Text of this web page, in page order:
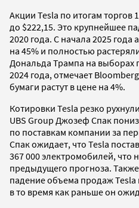
Акции Tesla по итогам торгов
до $222,15. Это крупнейшее
2020 года. С начала 2025
на 45% и полностью
Дональда Трампа на выборах
2024 года, отмечает
бумаги растут в цене на 4%.
Котировки Tesla резко
UBS Group Джозеф Спак
по поставкам компании за
Спак ожидает, что Tesla
367 000 электромобилей, что
предыдущего прогноза.
падение объема продаж Tesla
в то время как раньше он